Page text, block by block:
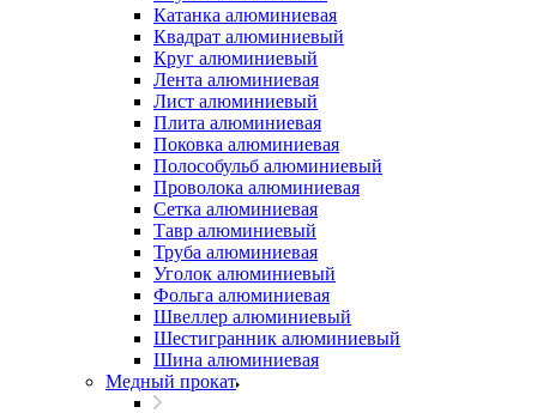
Катанка алюминиевая
Квадрат алюминиевый
Круг алюминиевый
Лента алюминиевая
Лист алюминиевый
Плита алюминиевая
Поковка алюминиевая
Полособульб алюминиевый
Проволока алюминиевая
Сетка алюминиевая
Тавр алюминиевый
Труба алюминиевая
Уголок алюминиевый
Фольга алюминиевая
Швеллер алюминиевый
Шестигранник алюминиевый
Шина алюминиевая
Медный прокат